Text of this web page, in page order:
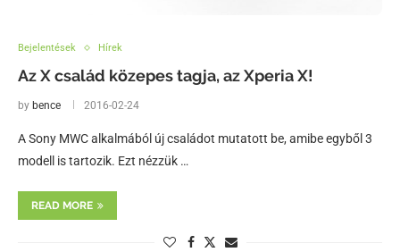
Bejelentések Hírek
Az X család közepes tagja, az Xperia X!
by bence 2016-02-24
A Sony MWC alkalmából új családot mutatott be, amibe egyből 3
modell is tartozik. Ezt nézzük …
READ MORE